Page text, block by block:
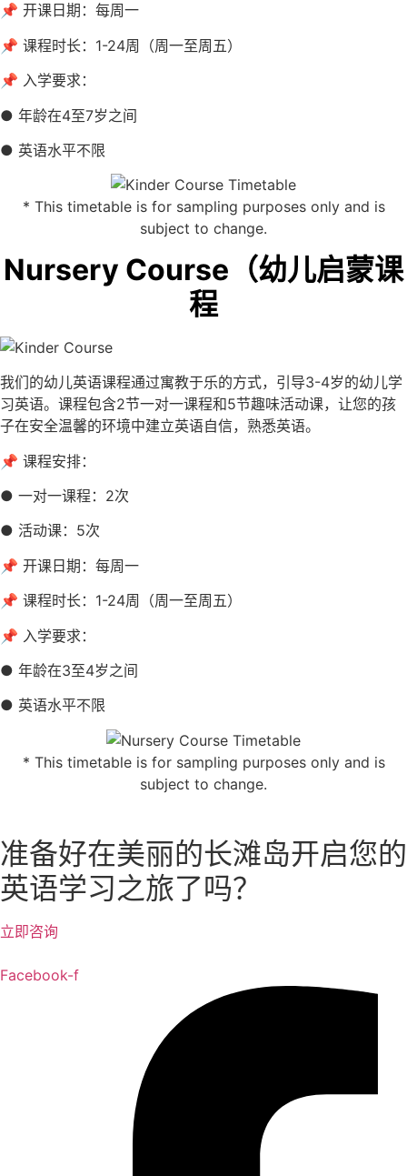
📌 开课日期：每周一
📌 课程时长：1-24周（周一至周五）
📌 入学要求：
● 年龄在4至7岁之间
● 英语水平不限
* This timetable is for sampling purposes only and is
subject to change.
Nursery Course（幼儿启蒙课
程
我们的幼儿英语课程通过寓教于乐的方式，引导3-4岁的幼儿学
习英语。课程包含2节一对一课程和5节趣味活动课，让您的孩
子在安全温馨的环境中建立英语自信，熟悉英语。
📌 课程安排：
● 一对一课程：2次
● 活动课：5次
📌 开课日期：每周一
📌 课程时长：1-24周（周一至周五）
📌 入学要求：
● 年龄在3至4岁之间
● 英语水平不限
* This timetable is for sampling purposes only and is
subject to change.
准备好在美丽的长滩岛开启您的
英语学习之旅了吗？
立即咨询
Facebook-f